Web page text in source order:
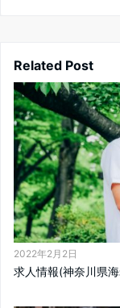
Related Post
2022年2月2日
求人情報(神奈川県